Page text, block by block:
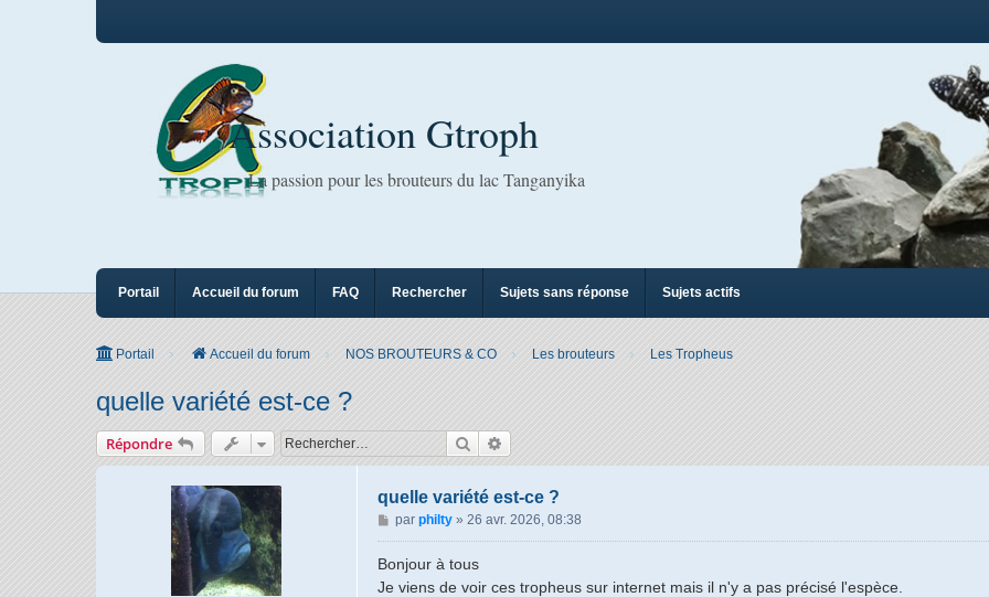
Association Gtroph
La passion pour les brouteurs du lac Tanganyika
Portail Accueil du forum FAQ Rechercher Sujets sans réponse Sujets actifs
Portail Accueil du forum NOS BROUTEURS & CO Les brouteurs Les Tropheus
quelle variété est-ce ?
Répondre Rechercher
quelle variété est-ce ?
M
e
s
par philty» 26 avr. 2026, 08:38
Bonjour à tous
Je viens de voir ces tropheus sur internet mais il n'y a pas précisé l'espèce.